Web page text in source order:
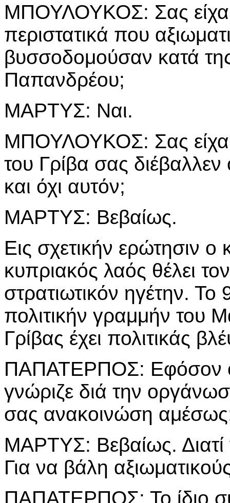
ΜΠΟΥΛΟΥΚΟΣ: Σας είχα
περιστατικά που
βυσσοδομούσαν κατά
Παπανδρέου;
ΜΑΡΤΥΣ: Ναι.
ΜΠΟΥΛΟΥΚΟΣ: Σας είχα
του Γρίβα σας
και όχι αυτόν;
ΜΑΡΤΥΣ: Βεβαίως.
Εις σχετικήν ερώτησιν ο
κυπριακός λαός θέλει
στρατιωτικόν ηγέτην.
πολιτικήν γραμμήν του
Γρίβας έχει πολιτικάς
ΠΑΠΑΤΕΡΠΟΣ: Εφόσον ο
γνώριζε διά την
σας ανακοινώση
ΜΑΡΤΥΣ: Βεβαίως.
Για να βάλη
ΠΑΠΑΤΕΡΠΟΣ: Το ίδιο